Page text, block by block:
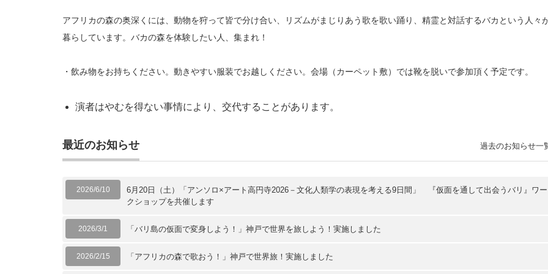
アフリカの森の奥深くには、動物を狩って皆で分け合い、リズムがまじりあう歌を歌い踊り、精霊と対話するバカという人々
暮らしています。バカの森を体験したい人、集まれ！
・飲み物をお持ちください。動きやすい服装でお越しください。会場（カーペット敷）では靴を脱いで参加頂く予定です。
演者はやむを得ない事情により、交代することがあります。
最近のお知らせ
2026/6/10
6月20日（土）「アンソロ×アート高円寺2026－文化人類学の表現を考える9日間」 『仮面を通して出会うバリ』ワー
クショップを共催します
2026/3/1 「バリ島の仮面で変身しよう！」神戸で世界を旅しよう！実施しました
2026/2/15 「アフリカの森で歌おう！」神戸で世界旅！実施しました
過去のお知らせ一